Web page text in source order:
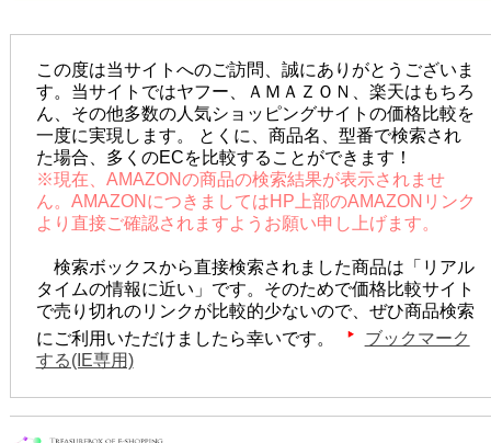
この度は当サイトへのご訪問、誠にありがとうございま
す。当サイトではヤフー、ＡＭＡＺＯＮ、楽天はもちろ
ん、その他多数の人気ショッピングサイトの価格比較を
一度に実現します。 とくに、商品名、型番で検索され
た場合、多くのECを比較することができます！
※現在、AMAZONの商品の検索結果が表示されませ
ん。AMAZONにつきましてはHP上部のAMAZONリンク
より直接ご確認されますようお願い申し上げます。
検索ボックスから直接検索されました商品は「リアル
タイムの情報に近い」です。そのためで価格比較サイト
で売り切れのリンクが比較的少ないので、ぜひ商品検索
にご利用いただけましたら幸いです。
ブックマーク
する(IE専用)